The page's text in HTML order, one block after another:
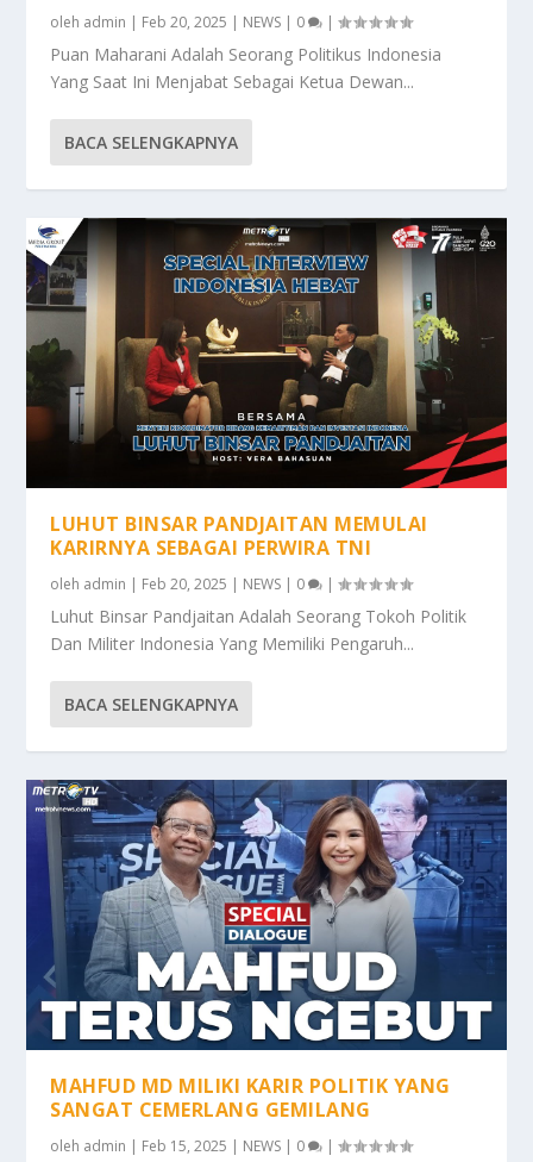
oleh admin | Feb 20, 2025 | NEWS | 0 |
Puan Maharani Adalah Seorang Politikus Indonesia
Yang Saat Ini Menjabat Sebagai Ketua Dewan...
BACA SELENGKAPNYA
LUHUT BINSAR PANDJAITAN MEMULAI
KARIRNYA SEBAGAI PERWIRA TNI
oleh admin | Feb 20, 2025 | NEWS | 0 |
Luhut Binsar Pandjaitan Adalah Seorang Tokoh Politik
Dan Militer Indonesia Yang Memiliki Pengaruh...
BACA SELENGKAPNYA
MAHFUD MD MILIKI KARIR POLITIK YANG
SANGAT CEMERLANG GEMILANG
oleh admin | Feb 15, 2025 | NEWS | 0 |